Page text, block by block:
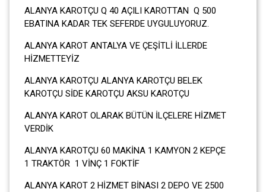
ALANYA KAROTÇU Q 40 AÇILI KAROTTAN Q 500
EBATINA KADAR TEK SEFERDE UYGULUYORUZ.
ALANYA KAROT ANTALYA VE ÇEŞİTLİ İLLERDE
HİZMETTEYİZ
ALANYA KAROTÇU ALANYA KAROTÇU BELEK
KAROTÇU SİDE KAROTÇU AKSU KAROTÇU
ALANYA KAROT OLARAK BÜTÜN İLÇELERE HİZMET
VERDİK
ALANYA KAROTÇU 60 MAKİNA 1 KAMYON 2 KEPÇE
1 TRAKTÖR 1 VİNÇ 1 FOKTİF
ALANYA KAROT 2 HİZMET BİNASI 2 DEPO VE 2500